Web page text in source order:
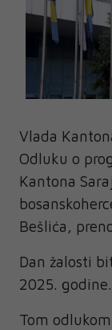
Vlada
Odluku o
Kantona
Bešlića,
Dan žalosti
2025. godine.
Tom